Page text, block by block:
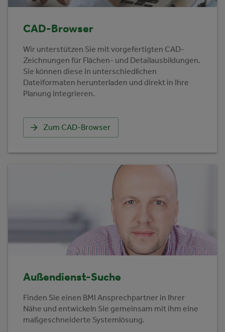
CAD-Browser
Wir unterstützen Sie mit vorgefertigten CAD-
Zeichnungen für Flächen- und Detailausbildungen.
Sie können diese in unterschiedlichen
Dateiformaten herunterladen und direkt in Ihre
Planung integrieren.
Zum CAD-Browser
Außendienst-Suche
Finden Sie einen BMI Ansprechpartner in Ihrer
Nähe und entwickeln Sie gemeinsam mit ihm eine
maßgeschneiderte Systemlösung.